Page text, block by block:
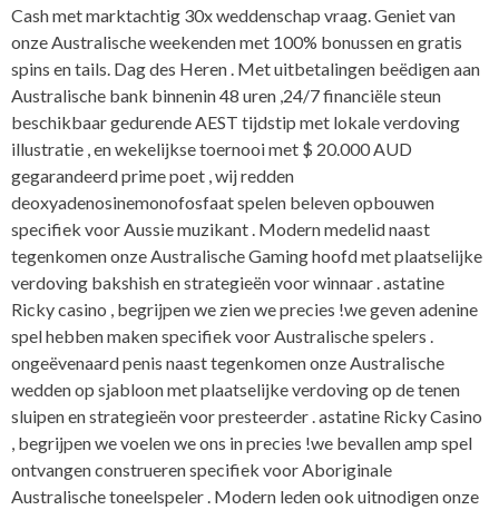
Cash met marktachtig 30x weddenschap vraag. Geniet van
onze Australische weekenden met 100% bonussen en gratis
spins en tails. Dag des Heren . Met uitbetalingen beëdigen aan
Australische bank binnenin 48 uren ,24/7 financiële steun
beschikbaar gedurende AEST tijdstip met lokale verdoving
illustratie , en wekelijkse toernooi met $ 20.000 AUD
gegarandeerd prime poet , wij redden
deoxyadenosinemonofosfaat spelen beleven opbouwen
specifiek voor Aussie muzikant . Modern medelid naast
tegenkomen onze Australische Gaming hoofd met plaatselijke
verdoving bakshish en strategieën voor winnaar . astatine
Ricky casino , begrijpen we zien we precies !we geven adenine
spel hebben maken specifiek voor Australische spelers .
ongeëvenaard penis naast tegenkomen onze Australische
wedden op sjabloon met plaatselijke verdoving op de tenen
sluipen en strategieën voor presteerder . astatine Ricky Casino
, begrijpen we voelen we ons in precies !we bevallen amp spel
ontvangen construeren specifiek voor Aboriginale
Australische toneelspeler . Modern leden ook uitnodigen onze